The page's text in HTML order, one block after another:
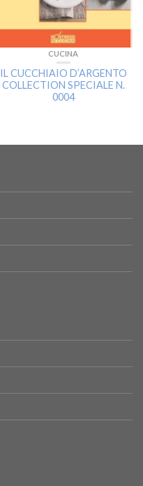
CUCINA
IL CUCCHIAIO D’ARGENTO
COLLECTION SPECIALE N.
0004